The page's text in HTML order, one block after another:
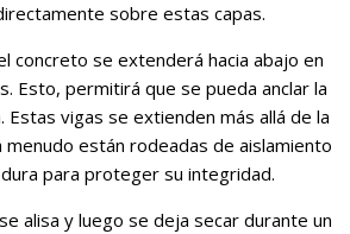
sobre estas capas.
concreto se extenderá hacia abajo en
Esto, permitirá que se pueda anclar la
vigas se extienden más allá de la
menudo están rodeadas de aislamiento
para proteger su integridad.
alisa y luego se deja secar durante un